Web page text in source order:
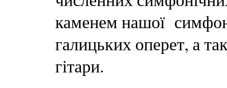
каменем нашої
галицьких оперет, а
гітари.